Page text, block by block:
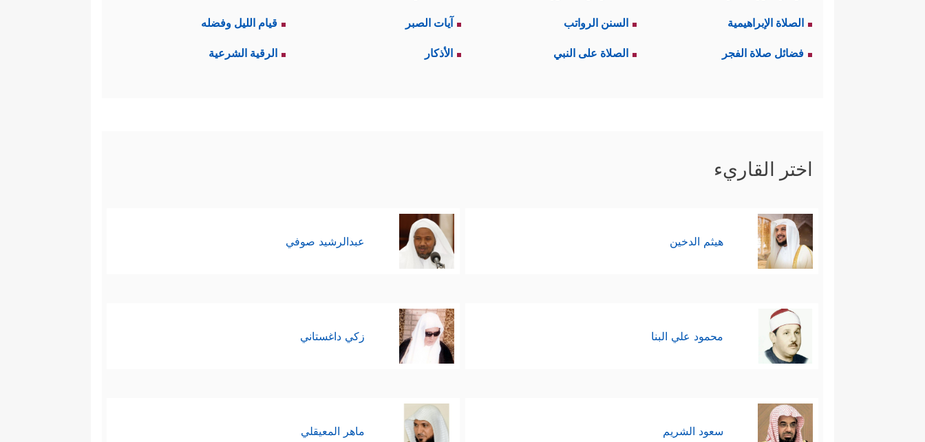
الصلاة الإبراهيمية السنن الرواتب آيات الصبر قيام الليل وفضله
فضائل صلاة الفجر الصلاة على النبي الأذكار الرقية الشرعية
اختر القاريء
هيثم الدخين عبدالرشيد صوفي
محمود علي البنا زكي داغستاني
سعود الشريم ماهر المعيقلي